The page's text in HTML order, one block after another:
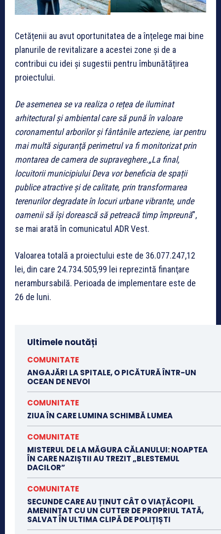
Cetățenii au avut oportunitatea de a înțelege mai bine
planurile de revitalizare a acestei zone și de a
contribui cu idei și sugestii pentru îmbunătățirea
proiectului.
De asemenea se va realiza o rețea de iluminat
arhitectural şi ambiental care să pună în valoare
coronamentul arborilor şi fântânile arteziene, iar pentru
mai multă siguranţă perimetrul va fi monitorizat prin
montarea de camera de supraveghere.„La final,
locuitorii municipiului Deva vor beneficia de spații
publice atractive și de calitate, prin transformarea
terenurilor degradate în locuri urbane vibrante, unde
oamenii să îşi dorească să petreacă timp împreună”,
se mai arată în comunicatul ADR Vest.
Valoarea totală a proiectului este de 36.077.247,12
lei, din care 24.734.505,99 lei reprezintă finanţare
nerambursabilă. Perioada de implementare este de
26 de luni.
Ultimele noutăți
COMUNITATE
ANGAJĂRI LA SPITALE, O PICĂTURĂ ÎNTR-UN
OCEAN DE NEVOI
COMUNITATE
ZIUA ÎN CARE LUMINA SCHIMBĂ LUMEA
COMUNITATE
MISTERUL DE LA MĂGURA CĂLANULUI: NOAPTEA
ÎN CARE NAZIȘTII AU TREZIT „BLESTEMUL
DACILOR”
COMUNITATE
SECUNDE CARE AU ȚINUT CÂT O VIAȚĂCOPIL
AMENINȚAT CU UN CUTTER DE PROPRIUL TATĂ,
SALVAT ÎN ULTIMA CLIPĂ DE POLIȚIȘTI